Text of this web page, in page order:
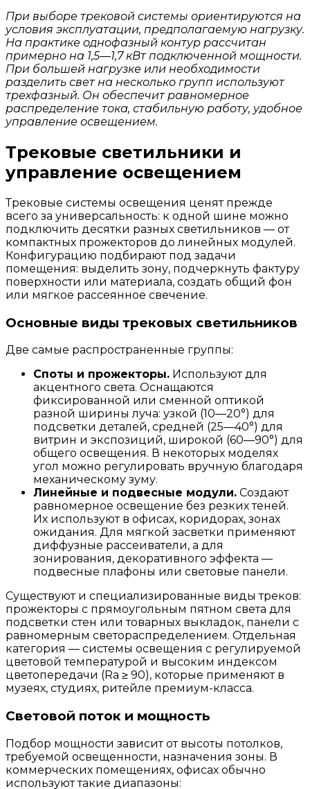
При выборе трековой системы ориентируются на
условия эксплуатации, предполагаемую нагрузку.
На практике однофазный контур рассчитан
примерно на 1,5—1,7 кВт подключенной мощности.
При большей нагрузке или необходимости
разделить свет на несколько групп используют
трехфазный. Он обеспечит равномерное
распределение тока, стабильную работу, удобное
управление освещением.
Трековые светильники и
управление освещением
Трековые системы освещения ценят прежде
всего за универсальность: к одной шине можно
подключить десятки разных светильников — от
компактных прожекторов до линейных модулей.
Конфигурацию подбирают под задачи
помещения: выделить зону, подчеркнуть фактуру
поверхности или материала, создать общий фон
или мягкое рассеянное свечение.
Основные виды трековых светильников
Две самые распространенные группы:
Споты и прожекторы. Используют для
акцентного света. Оснащаются
фиксированной или сменной оптикой
разной ширины луча: узкой (10—20°) для
подсветки деталей, средней (25—40°) для
витрин и экспозиций, широкой (60—90°) для
общего освещения. В некоторых моделях
угол можно регулировать вручную благодаря
механическому зуму.
Линейные и подвесные модули. Создают
равномерное освещение без резких теней.
Их используют в офисах, коридорах, зонах
ожидания. Для мягкой засветки применяют
диффузные рассеиватели, а для
зонирования, декоративного эффекта —
подвесные плафоны или световые панели.
Существуют и специализированные виды треков:
прожекторы с прямоугольным пятном света для
подсветки стен или товарных выкладок, панели с
равномерным светораспределением. Отдельная
категория — системы освещения с регулируемой
цветовой температурой и высоким индексом
цветопередачи (Ra ≥ 90), которые применяют в
музеях, студиях, ритейле премиум-класса.
Световой поток и мощность
Подбор мощности зависит от высоты потолков,
требуемой освещенности, назначения зоны. В
коммерческих помещениях, офисах обычно
используют такие диапазоны: